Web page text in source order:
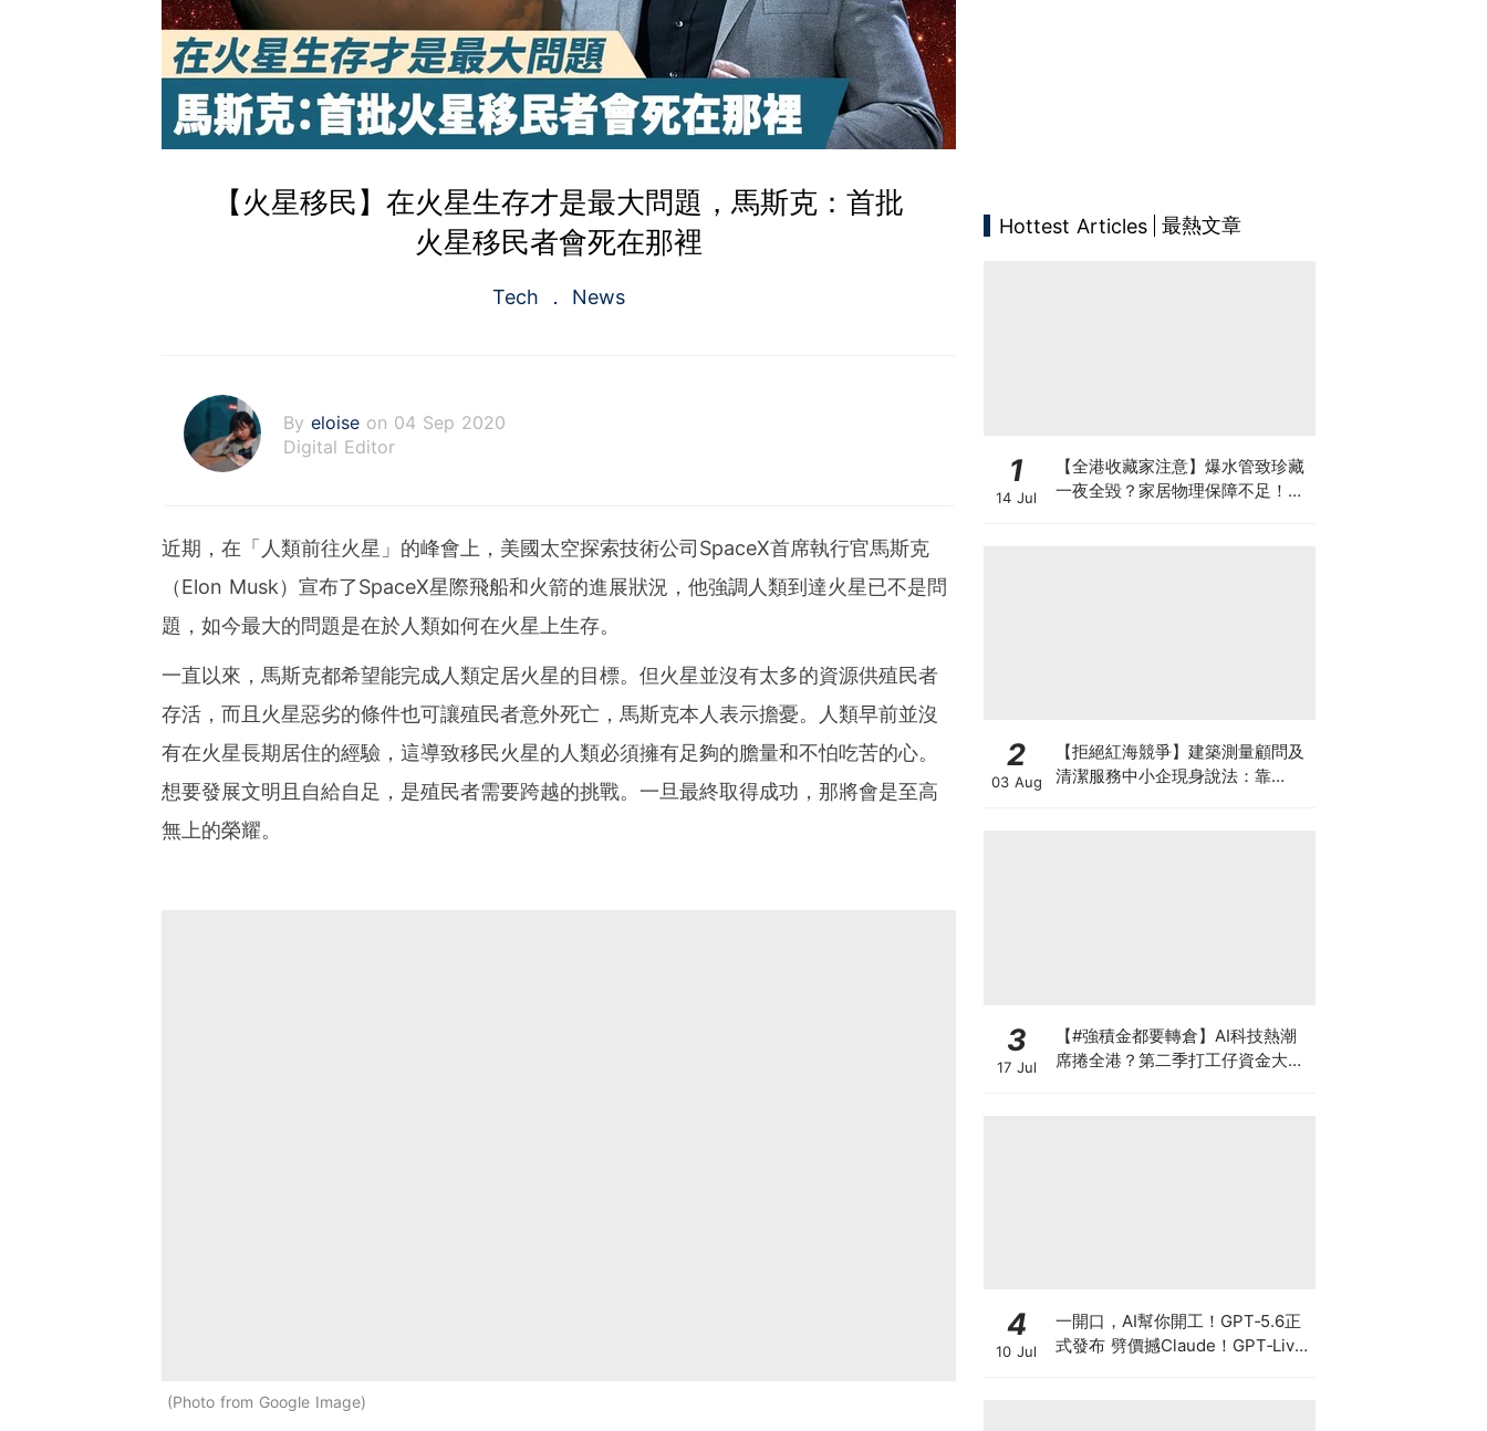
【火星移民】在火星生存才是最大問題，馬斯克：首批
火星移民者會死在那裡
Tech News
By eloise on 04 Sep 2020
Digital Editor
近期，在「人類前往火星」的峰會上，美國太空探索技術公司SpaceX首席執行官馬斯克
（Elon Musk）宣布了SpaceX星際飛船和火箭的進展狀況，他強調人類到達火星已不是問
題，如今最大的問題是在於人類如何在火星上生存。
一直以來，馬斯克都希望能完成人類定居火星的目標。但火星並沒有太多的資源供殖民者
存活，而且火星惡劣的條件也可讓殖民者意外死亡，馬斯克本人表示擔憂。人類早前並沒
有在火星長期居住的經驗，這導致移民火星的人類必須擁有足夠的膽量和不怕吃苦的心。
想要發展文明且自給自足，是殖民者需要跨越的挑戰。一旦最終取得成功，那將會是至高
無上的榮耀。
Photo from Google Image
Hottest Articles 最熱文章
1
14 Jul
【全港收藏家注意】爆水管致珍藏
一夜全毀？家居物理保障不足！如
2
03 Aug
【拒絕紅海競爭】建築測量顧問及
清潔服務中小企現身說法：靠
3
17 Jul
【#強積金都要轉倉】AI科技熱潮
席捲全港？第二季打工仔資金大遷
4
10 Jul
一開口，AI幫你開工！GPT‑5.6正
式發布 劈價撼Claude！GPT‑Live